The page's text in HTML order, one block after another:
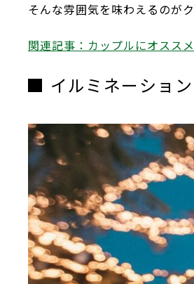
そんな雰囲気を味わえるのが
関連記事：カップルにオスス
イルミネーショ